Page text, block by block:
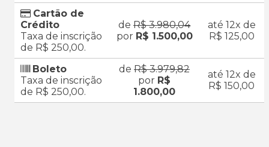
Cartão de
Crédito
Taxa de inscrição
de R$ 250,00.
de R$ 3.980,04
por R$ 1.500,00
até 12x de
R$ 125,00
Boleto
Taxa de inscrição
de R$ 250,00.
de R$ 3.979,82
por R$
1.800,00
até 12x de
R$ 150,00